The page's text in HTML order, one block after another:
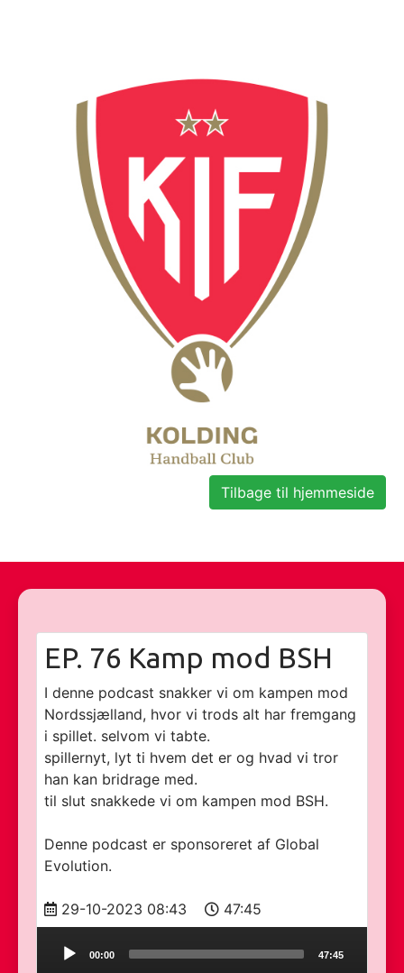
Tilbage til hjemmeside
EP. 76 Kamp mod BSH
I denne podcast snakker vi om kampen mod
Nordssjælland, hvor vi trods alt har fremgang
i spillet. selvom vi tabte.
spillernyt, lyt ti hvem det er og hvad vi tror
han kan bridrage med.
til slut snakkede vi om kampen mod BSH.
Denne podcast er sponsoreret af Global
Evolution.
29-10-2023 08:43 47:45
Audio
00:00 47:45